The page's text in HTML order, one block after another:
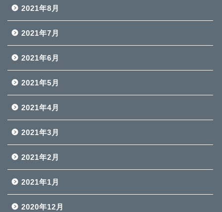
2021年8月
2021年7月
2021年6月
2021年5月
2021年4月
2021年3月
2021年2月
2021年1月
2020年12月